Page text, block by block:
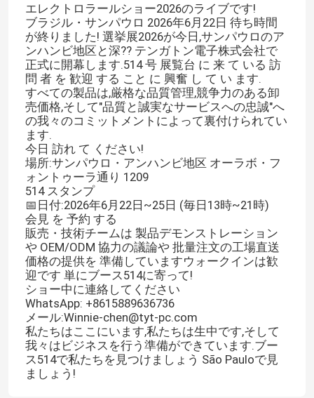
エレクトロラールショー2026のライブです!
ブラジル・サンパウロ 2026年6月22日 待ち時間
が終りました! 選挙展2026が今日,サンパウロのア
ンハンビ地区と深?? テンガトン電子株式会社で
正式に開幕します.514 号 展覧台 に 来 て いる 訪
問 者 を 歓迎 する こと に 興奮 し て い ます.
すべての製品は,厳格な品質管理,競争力のある卸
売価格,そして"品質と誠実なサービスへの忠誠"へ
の我々のコミットメントによって裏付けられてい
ます.
今日 訪れ て ください!
場所:サンパウロ・アンハンビ地区 オーラボ・フ
ォントゥーラ通り 1209
514 スタンプ
📅日付:2026年6月22日~25日 (毎日13時~21時)
会見 を 予約 する
販売・技術チームは 製品デモンストレーション
や OEM/ODM 協力の議論や 批量注文の工場直送
価格の提供を 準備していますウォークインは歓
迎です 単にブース514に寄って!
ショー中に連絡してください
WhatsApp: +8615889636736
メール:Winnie-chen@tyt-pc.com
私たちはここにいます,私たちは生中です,そして
我々はビジネスを行う準備ができています.ブー
ス514で私たちを見つけましょう São Pauloで見
ましょう!